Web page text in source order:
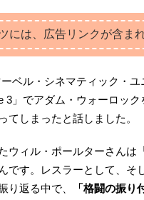
には、広告リンクが含ま
ベル・シネマティック・ユ
3」でアダム・ウォーロッ
てしまったと話しました。
ウィル・ポールターさんは
です。レスラーとして、そ
り返る中で、
「格闘の振り